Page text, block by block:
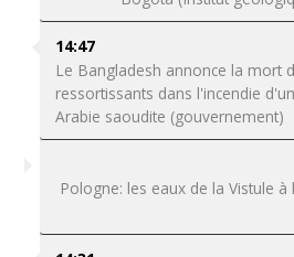
14:47
Le Bangladesh annonce la mort
ressortissants dans l'incendie
Arabie saoudite (gouvernement)
Pologne: les eaux de la Vistule